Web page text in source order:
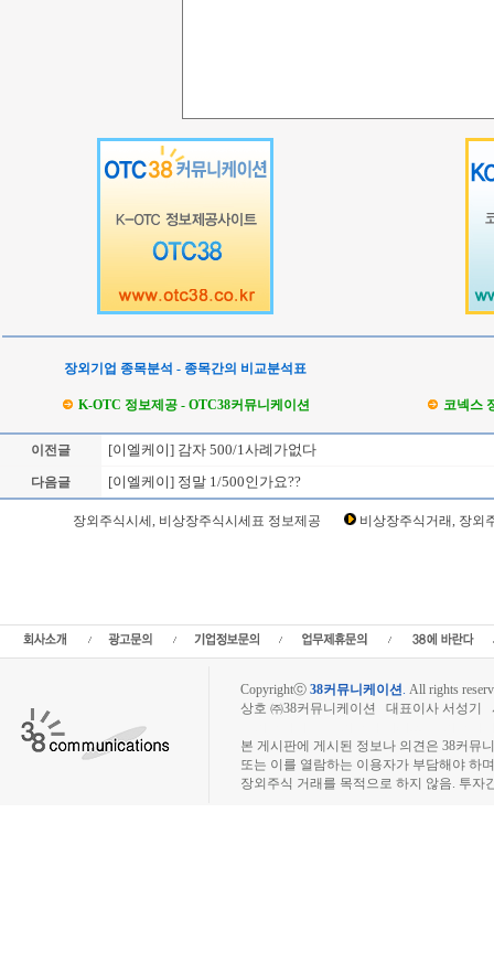
장외기업 종목분석 - 종목간의 비교분석표
K-OTC 정보제공 - OTC38커뮤니케이션 코넥스
이전글 [이엘케이] 감자 500/1사례가없다
다음글 [이엘케이] 정말 1/500인가요??
장외주식시세, 비상장주식시세표 정보제공
비상장주식거래, 장외
Copyrightⓒ 38커뮤니케이션. All rights
상호 ㈜38커뮤니케이션 대표이사 서성기
본 게시판에 게시된 정보나 의견은 38커뮤
또는 이를 열람하는 이용자가 부담해야 하
장외주식 거래를 목적으로 하지 않음. 투